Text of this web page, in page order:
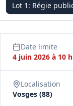
Lot 1 : Régie
Date limite
4 juin 2026 à 10 h
Localisation
Vosges (88)